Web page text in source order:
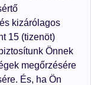
kizárólagos
15 (tizenöt)
Önnek
megőrzésére
És, ha Ön